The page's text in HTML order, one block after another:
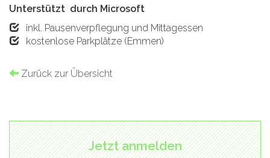
Unterstützt durch Microsoft
inkl. Pausenverpflegung und Mittagessen
kostenlose Parkplätze (Emmen)
Zurück zur Übersicht
Jetzt anmelden